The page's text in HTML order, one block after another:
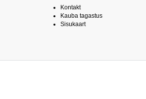
Kontakt
Kauba tagastus
Sisukaart